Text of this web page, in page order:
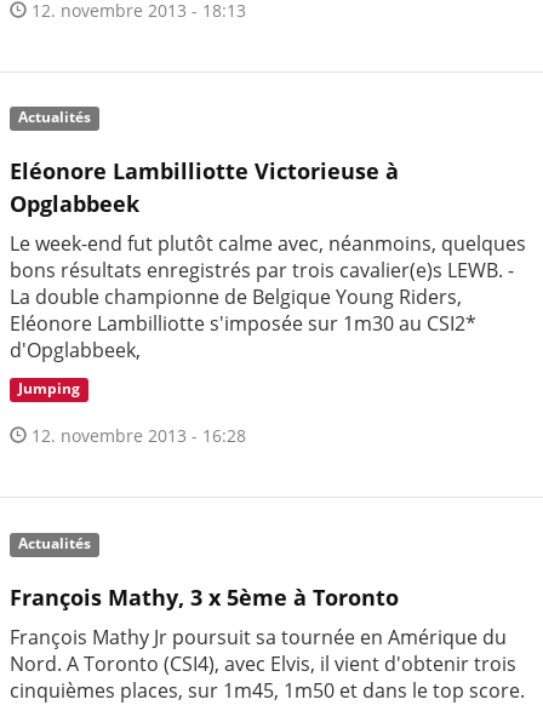
12. novembre 2013 - 18:13
Actualités
Eléonore Lambilliotte Victorieuse à
Opglabbeek
Le week-end fut plutôt calme avec, néanmoins, quelques
bons résultats enregistrés par trois cavalier(e)s LEWB. -
La double championne de Belgique Young Riders,
Eléonore Lambilliotte s'imposée sur 1m30 au CSI2*
d'Opglabbeek,
Jumping
12. novembre 2013 - 16:28
Actualités
François Mathy, 3 x 5ème à Toronto
François Mathy Jr poursuit sa tournée en Amérique du
Nord. A Toronto (CSI4), avec Elvis, il vient d'obtenir trois
cinquièmes places, sur 1m45, 1m50 et dans le top score.